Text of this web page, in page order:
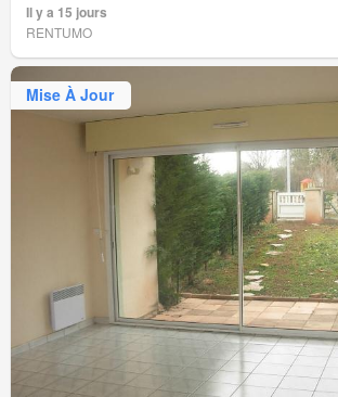
Il y a 15 jours
RENTUMO
Mise À Jour